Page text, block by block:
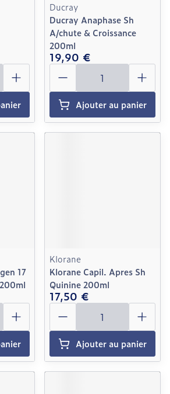
Ducray
Ducray Anaphase Sh
A/chute & Croissance
200ml
19,90 €
Quantité
Ajouter au panier
17
Klorane
Klorane Capil. Apres Sh
Quinine 200ml
17,50 €
Quantité
Ajouter au panier